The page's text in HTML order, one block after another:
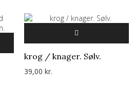
krog / knager. Sølv.
39,00 kr.